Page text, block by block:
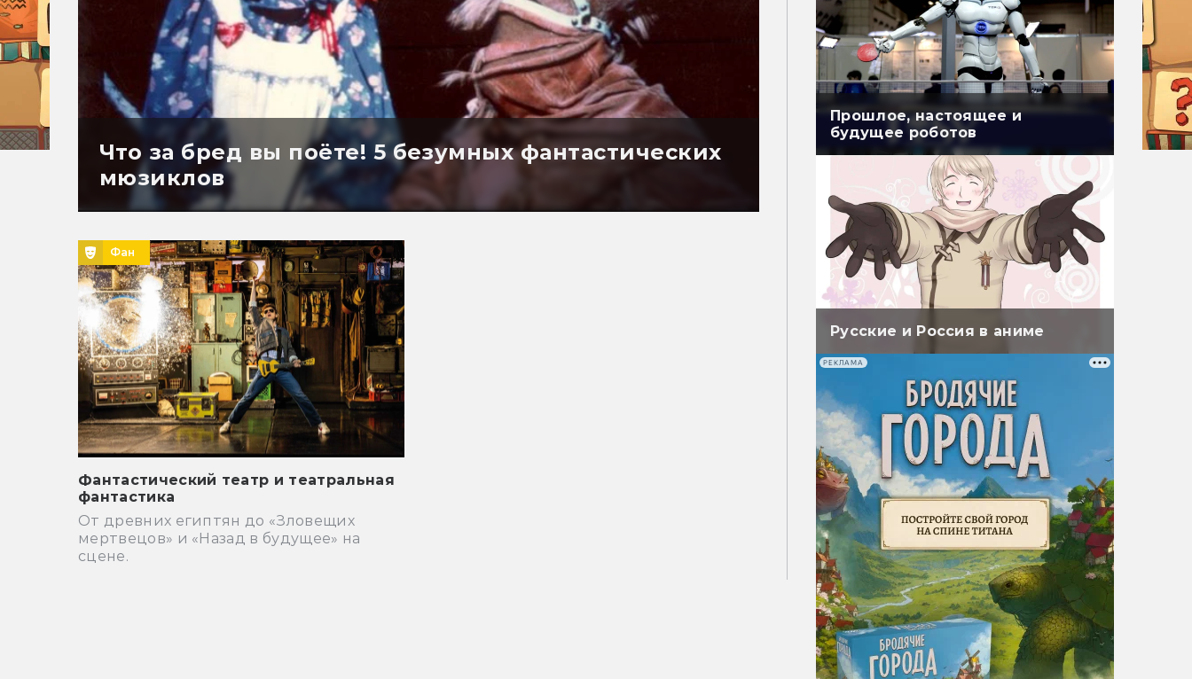
Что за бред вы поёте! 5 безумных фантастических
мюзиклов
Фан
Фантастический театр и театральная
фантастика
От древних египтян до «Зловещих
мертвецов» и «Назад в будущее» на
сцене.
Прошлое, настоящее и
будущее роботов
Русские и Россия в аниме
РЕКЛАМА